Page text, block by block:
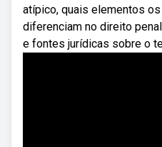
atípico, quais elementos
diferenciam no direito
e fontes jurídicas sobre o